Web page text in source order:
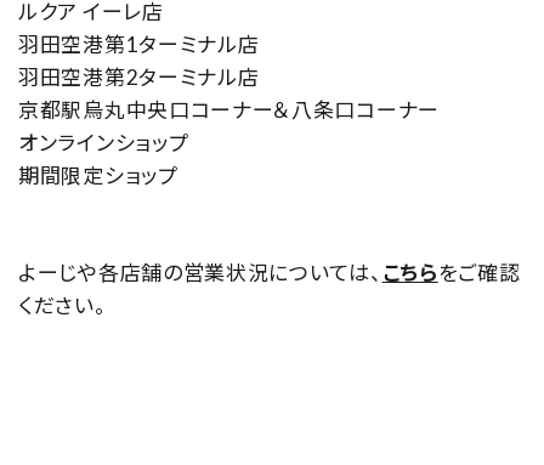
ルクア イーレ店
羽田空港第1ターミナル店
羽田空港第2ターミナル店
京都駅烏丸中央口コーナー＆八条口コーナー
オンラインショップ
期間限定ショップ
よーじや各店舗の営業状況については、 こちらをご確認
ください。